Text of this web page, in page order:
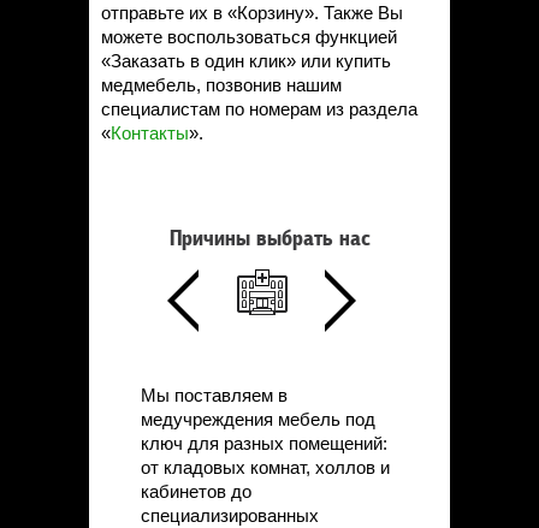
отправьте их в «Корзину». Также Вы
можете воспользоваться функцией
«Заказать в один клик» или купить
медмебель, позвонив нашим
специалистам по номерам из раздела
«Контакты».
Причины выбрать нас
Мы поставляем в
медучреждения мебель под
ключ для разных помещений:
от кладовых комнат, холлов и
кабинетов до
специализированных